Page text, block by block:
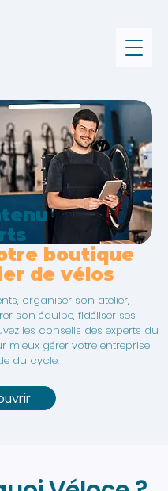
boutique
de vélos
organiser son atelier,
son équipe, fidéliser ses
les conseils des experts du
mieux gérer votre entreprise
du cycle.